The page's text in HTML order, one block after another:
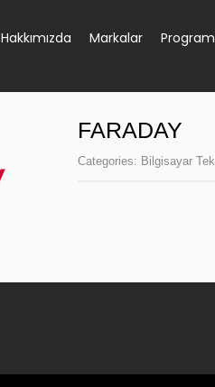
Hakkımızda Markalar
FARADAY
Categories: Bilgisayar